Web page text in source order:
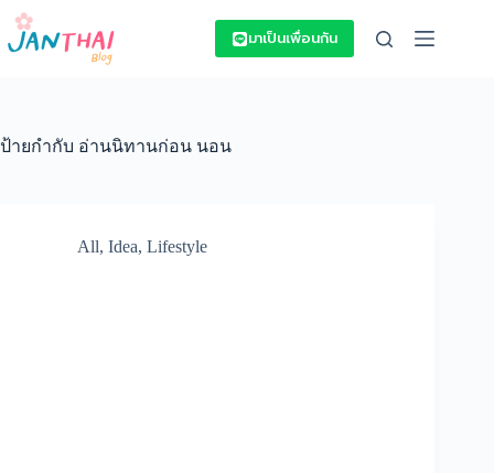
Skip
content
มาเป็นเพื่อนกัน
ป้ายกำกับ อ่านนิทานก่อน นอน
All, Idea, Lifestyle